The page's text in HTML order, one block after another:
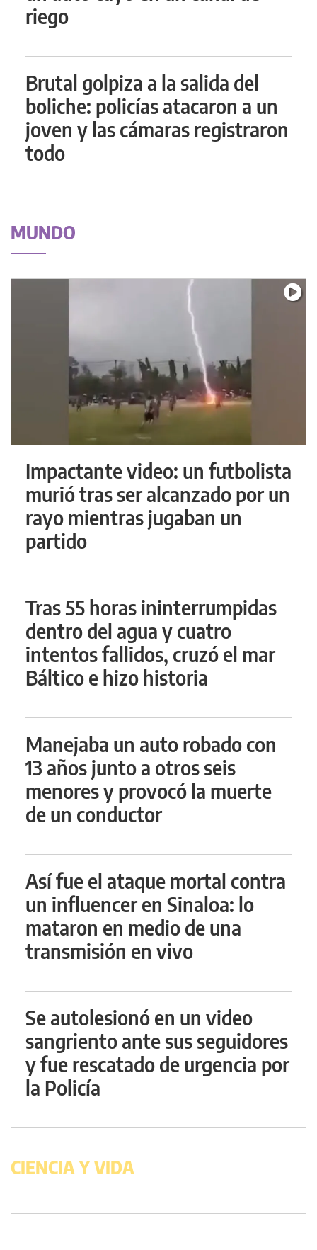
riego
Brutal golpiza a la salida del
boliche: policías atacaron a un
joven y las cámaras registraron
todo
MUNDO
Impactante video: un futbolista
murió tras ser alcanzado por un
rayo mientras jugaban un
partido
Tras 55 horas ininterrumpidas
dentro del agua y cuatro
intentos fallidos, cruzó el mar
Báltico e hizo historia
Manejaba un auto robado con
13 años junto a otros seis
menores y provocó la muerte
de un conductor
Así fue el ataque mortal contra
un influencer en Sinaloa: lo
mataron en medio de una
transmisión en vivo
Se autolesionó en un video
sangriento ante sus seguidores
y fue rescatado de urgencia por
la Policía
CIENCIA Y VIDA